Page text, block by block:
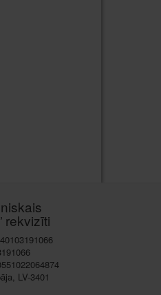
rekvizīti
LV-3401